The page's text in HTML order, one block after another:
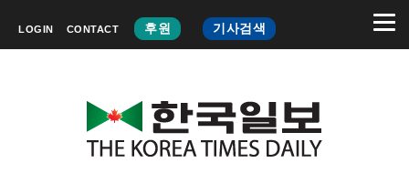
LOGIN CONTACT 후원 기사검색